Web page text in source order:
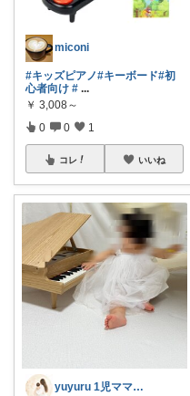
miconi
#キッズピアノ#キーボード#初
心者向け # ...
￥ 3,008～
0 0 1
コレ いいね
yuyuru 1児ママの育児グッズ